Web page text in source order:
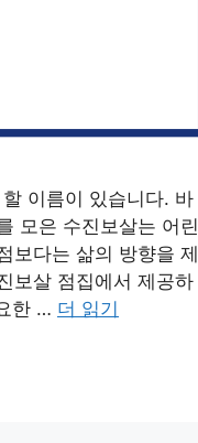
이름이 있습니다. 바
모은 수진보살는 어린
보다는 삶의 방향을 제
보살 점집에서 제공하
한 … 더 읽기